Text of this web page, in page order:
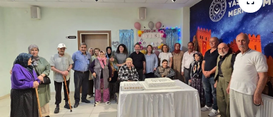
Ekonomi
Güncel
İskilip Haberleri
Kargı Haberleri